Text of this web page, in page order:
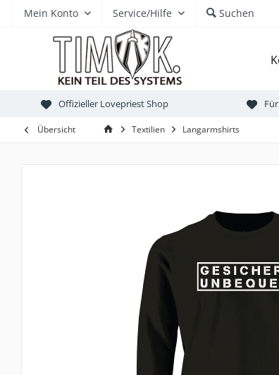
Mein Konto Service/Hilfe Suchen
Offizieller Lovepriest Shop
Übersicht Textilien Langarmshirts